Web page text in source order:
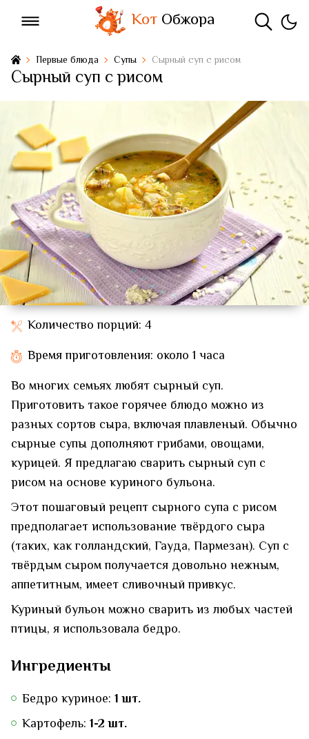
КотОбжора
Первые блюда Супы Сырный суп с рисом
Сырный суп с рисом
Количество порций: 4
Время приготовления: около 1 часа
Во многих семьях любят сырный суп.
Приготовить такое горячее блюдо можно из
разных сортов сыра, включая плавленый. Обычно
сырные супы дополняют грибами, овощами,
курицей. Я предлагаю сварить сырный суп с
рисом на основе куриного бульона.
Этот пошаговый рецепт сырного супа с рисом
предполагает использование твёрдого сыра
(таких, как голландский, Гауда, Пармезан). Суп с
твёрдым сыром получается довольно нежным,
аппетитным, имеет сливочный привкус.
Куриный бульон можно сварить из любых частей
птицы, я использовала бедро.
Ингредиенты
Бедро куриное: 1 шт.
Картофель: 1-2 шт.